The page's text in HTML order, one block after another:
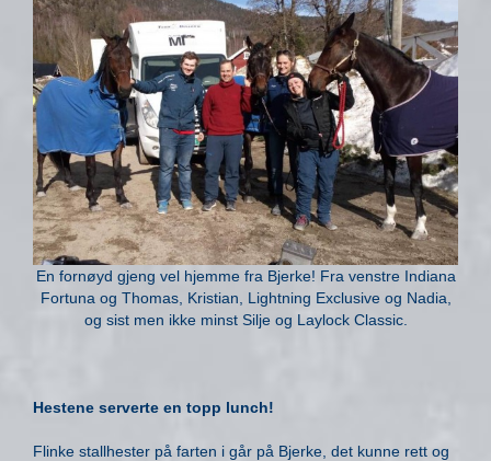
En fornøyd gjeng vel hjemme fra Bjerke! Fra venstre Indiana
Fortuna og Thomas, Kristian, Lightning Exclusive og Nadia,
og sist men ikke minst Silje og Laylock Classic.
Hestene serverte en topp lunch!
Flinke stallhester på farten i går på Bjerke, det kunne rett og